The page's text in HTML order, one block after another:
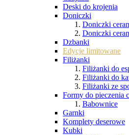
Deski do krojenia
Doniczki
Doniczki
Doniczki
Dzbanki
Edycje limitowane
Filiżanki
Filiżanki do
Filiżanki do
Filiżanki ze
Formy do pieczenia
Babownice
Garnki
Komplety deserowe
Kubki